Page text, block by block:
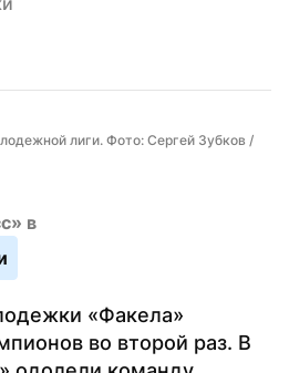
лиги. Фото: Сергей Зубков /
в
«Факела»
во второй раз. В